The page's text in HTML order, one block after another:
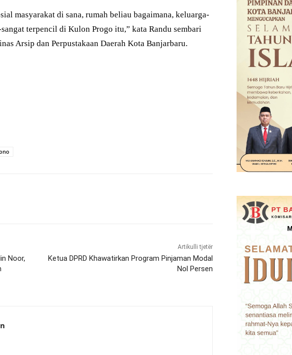
masyarakat di sana, rumah beliau bagaimana, keluarga-
terpencil di Kulon Progo itu,” kata Randu sembari
Arsip dan Perpustakaan Daerah Kota Banjarbaru.
Noor,
Artikulli tjetër
Ketua DPRD Khawatirkan Program Pinjaman Modal
Nol Persen